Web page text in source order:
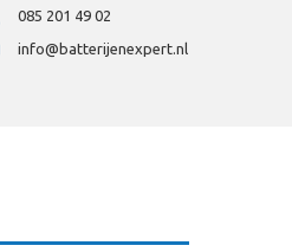
085 201 49 02
info@batterijenexpert.nl